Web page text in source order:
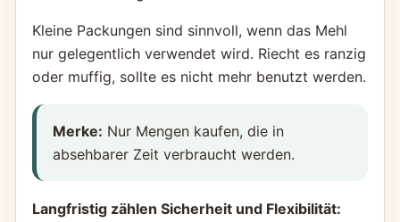
Kleine Packungen sind sinnvoll, wenn das Mehl
nur gelegentlich verwendet wird. Riecht es ranzig
oder muffig, sollte es nicht mehr benutzt werden.
Merke: Nur Mengen kaufen, die in
absehbarer Zeit verbraucht werden.
Langfristig zählen Sicherheit und Flexibilität: